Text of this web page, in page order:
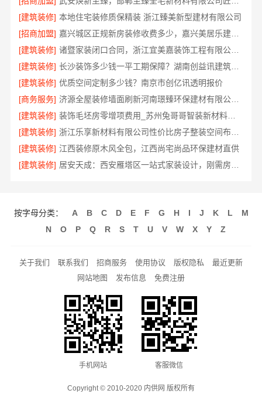
[建筑装修] 本地住宅装修质保精装 浙江臻美新型建材有限公司
[招商加盟]
嘉兴城区正规新房装修收费多少，嘉兴美居乐建材科技有限公司透明清单
[建筑装修]
诸暨家装闭口合同，浙江宜美嘉装饰工程有限公司让您装修无忧
[建筑装修]
长沙装饰多少钱一平工期保障？湖南创益讯建筑有限公司答
[建筑装修] 优质空间定制多少钱？南京市创亿讯透明报价
[商务服务]
济源全屋装修墙面刷新河南璟臻环保建材有限公司环保材料
[建筑装修]
装饰毛坯房零增项费用_苏州兔哥哥智装新材料有限公司
[建筑装修]
浙江乐享新材料有限公司性价比房子整装空间布局上门服务
[建筑装修] 江西装修原木风全包，江西尚宅尚品环保建材直供
[建筑装修]
按字母分类： A B C D E F G H I J K L
M
N
O P Q R S T U V W X Y Z
关于我们 联系我们 招商服务 使用协议 版权隐私
最近更新
网站地图
发布信息 免费注册
手机网站 客服微信
Copyright © 2010-2020 内供网 版权所有